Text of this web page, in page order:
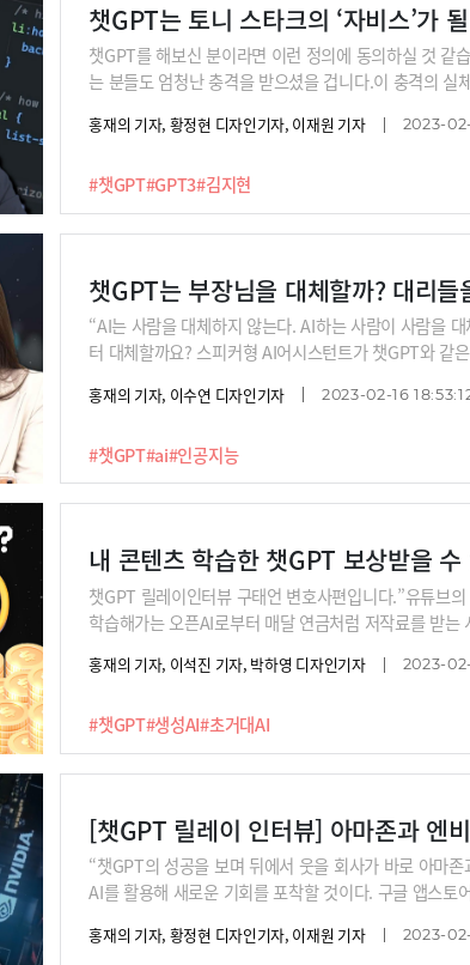
챗GPT는 토니 스타크의 ‘자비스’가
#챗GPT#GPT3#김지현
챗GPT를 해보신 분이라면 이런 정의에 동의하실 것 같
는 분들도 엄청난 충격을 받으셨을 겁니다.이 충격의
정리의 도사이다. 하지만 (챗GPT의 엔진인) LLM은 만
우리가 ‘자비스’를 키우는 것이다."릴레이 인터뷰에 대
부사장, 배순민 KT AI2XL 연구소장, 구태언 법무법인
성현 리벨리온 대표, 박종선 인포보스
홍재의 기자, 황정현 디자인기자, 이재원 기자 2023-
챗GPT는 부장님을 대체할까? 대리들
#챗GPT#ai#인공지능
“AI는 사람을 대체하지 않는다. AI하는 사람이 사람을
터 대체할까요? 스피커형 AI어시스턴트가 챗GPT와 같
같이 알아듣는 이성적 AI, 마음을 케어해주는 감성적 AI
부탁드립니다. 릴레이 인터뷰 라인업 : 김지현 SKT 부
순영 KB금융 AI센터장, 남세동 보이저엑스 대표, 박성
김종윤 스캐터랩 대표(이루다 개발사)
홍재의 기자, 이수연 디자인기자 2023-02-16
내 콘텐츠 학습한 챗GPT 보상받을
#챗GPT#생성AI#초거대AI
챗GPT 릴레이인터뷰 구태언 변호사편입니다.”유튜브
학습해가는 오픈AI로부터 매달 연금처럼 저작료를 받
크 전문 변호사인 구태언 변호사는 “그림의 한조각이나
다. “우리가 콘텐츠를 올리면 연금처럼 오픈AI로부터
다.※챗GPT 릴레이 인터뷰에 관심부탁드립니다. 라인
법인 린 변호사, 오순영 KB금융 AI센터장, 남세동 보이
홍재의 기자, 이석진 기자, 박하영 디자인기자 2023-
[챗GPT 릴레이 인터뷰] 아마존과 엔
“챗GPT의 성공을 보며 뒤에서 웃을 회사가 바로 아마
AI를 활용해 새로운 기회를 포착할 것이다. 구글 앱스
요하다.”챗GPT는 기존산업을 어떻게 바꿀까요? 빅테
홍재의 기자, 황정현 디자인기자, 이재원 기자 2023-